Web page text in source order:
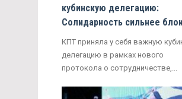
кубинскую делегацию:
Солидарность сильнее
КПТ приняла у себя важную
делегацию в рамках нового
протокола о сотрудничестве,...